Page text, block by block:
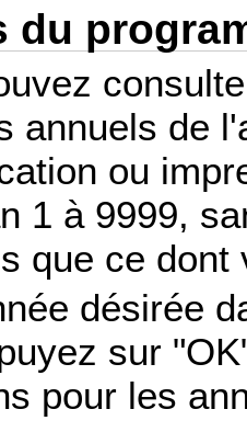
du
annuels de
ou
1 à 9999,
que ce dont
désirée
sur
pour les